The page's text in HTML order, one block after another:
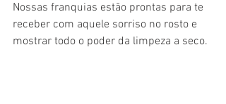
Nossas franquias estão prontas para te
receber com aquele sorriso no rosto e
mostrar todo o poder da limpeza a seco.